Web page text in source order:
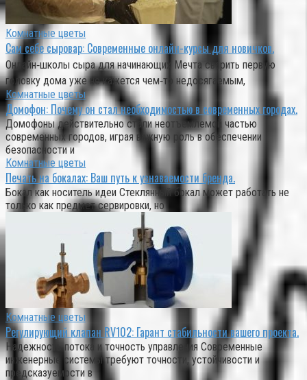
Комнатные цветы
Сам себе сыровар: Современные онлайн-курсы для новичков.
Онлайн‑школы сыра для начинающих Мечта сварить первую
головку дома уже не кажется чем‑то недосягаемым,
Комнатные цветы
Домофон: Почему он стал необходимостью в современных городах.
Домофоны действительно стали неотъемлемой частью
современных городов, играя важную роль в обеспечении
безопасности и
Комнатные цветы
Печать на бокалах: Ваш путь к узнаваемости бренда.
Бокал как носитель идеи Стеклянный бокал может работать не
только как предмет сервировки, но
Комнатные цветы
Регулирующий клапан RV102: Гарант стабильности вашего проекта.
Надежность потока и точность управления Современные
инженерные системы требуют точности, устойчивости и
предсказуемости в